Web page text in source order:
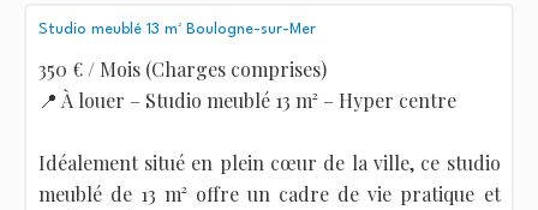
Studio meublé 13 m² Boulogne-sur-Mer
350 € / Mois (Charges comprises)
📍 À louer – Studio meublé 13 m² – Hyper centre
Idéalement situé en plein cœur de la ville, ce studio
meublé de 13 m² offre un cadre de vie pratique et